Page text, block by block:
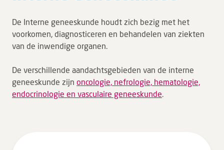
Uw ervaring telt
Uw gegevens
Bezoek
​De Interne geneeskunde houdt zich bezig met het
voorkomen, diagnosticeren en behandelen van ziekten
van de inwendige organen.
De verschillende aandachtsgebieden van de interne
geneeskunde zijn oncologie, nefrologie, hematologie,
endocrinologie en vasculaire geneeskunde.